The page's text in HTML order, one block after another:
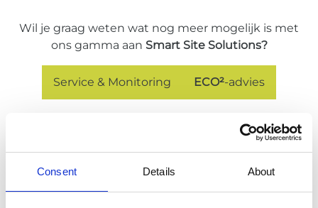
Consent Details About
Wil je graag weten wat nog meer mogelijk is met
ons gamma aan Smart Site Solutions?
Service & Monitoring ECO²-advies
Voorgestelde producten